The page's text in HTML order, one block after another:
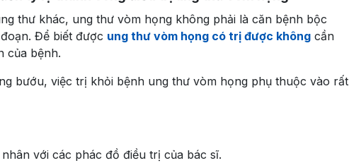
thư khác, ung thư vòm họng không phải là căn bệnh bộc
Để biết được ung thư vòm họng có trị được không cần
của bệnh.
bướu, việc trị khỏi bệnh ung thư vòm họng phụ thuộc vào rất
với các phác đồ điều trị của bác sĩ.